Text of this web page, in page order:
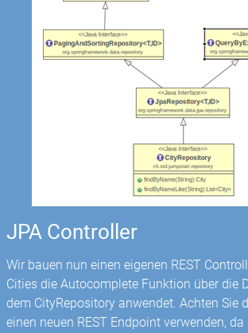
JPA Controller
Wir bauen nun einen eigenen REST
Cities die Autocomplete Funktion über die
dem CityRepository anwendet. Achten Sie
einen neuen REST Endpoint verwenden,